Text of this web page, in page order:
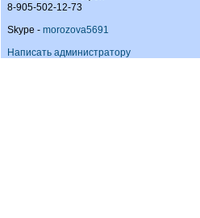
8-905-502-12-73
Skype - morozova5691
Написать администратору